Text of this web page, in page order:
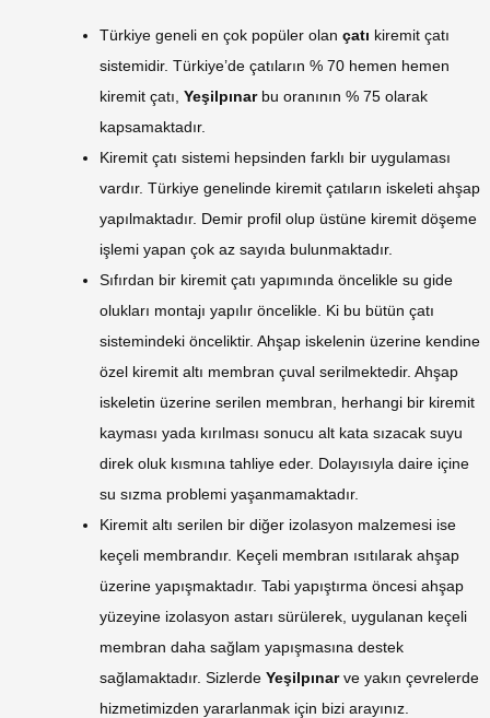
Türkiye geneli en çok popüler olan çatı kiremit çatı
sistemidir. Türkiye’de çatıların % 70 hemen hemen
kiremit çatı, Yeşilpınarbu oranının % 75 olarak
kapsamaktadır.
Kiremit çatı sistemi hepsinden farklı bir uygulaması
vardır. Türkiye genelinde kiremit çatıların iskeleti ahşap
yapılmaktadır. Demir profil olup üstüne kiremit döşeme
işlemi yapan çok az sayıda bulunmaktadır.
Sıfırdan bir kiremit çatı yapımında öncelikle su gide
olukları montajı yapılır öncelikle. Ki bu bütün çatı
sistemindeki önceliktir. Ahşap iskelenin üzerine kendine
özel kiremit altı membran çuval serilmektedir. Ahşap
iskeletin üzerine serilen membran, herhangi bir kiremit
kayması yada kırılması sonucu alt kata sızacak suyu
direk oluk kısmına tahliye eder. Dolayısıyla daire içine
su sızma problemi yaşanmamaktadır.
Kiremit altı serilen bir diğer izolasyon malzemesi ise
keçeli membrandır. Keçeli membran ısıtılarak ahşap
üzerine yapışmaktadır. Tabi yapıştırma öncesi ahşap
yüzeyine izolasyon astarı sürülerek, uygulanan keçeli
membran daha sağlam yapışmasına destek
sağlamaktadır. Sizlerde Yeşilpınarve yakın çevrelerde
hizmetimizden yararlanmak için bizi arayınız.